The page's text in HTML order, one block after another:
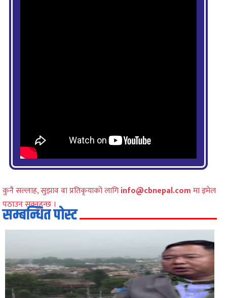
कुनै सल्लाह, सुझाव वा प्रतिकृयाको लागिinfo@cbnepal.comमा इमेल
पठाउन सक्नुहुन्छ ।
सम्बन्धित पोस्ट